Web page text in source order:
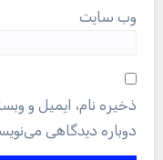
وب‌ سایت
ذخیره نام، ایمیل و
دوباره دیدگاهی